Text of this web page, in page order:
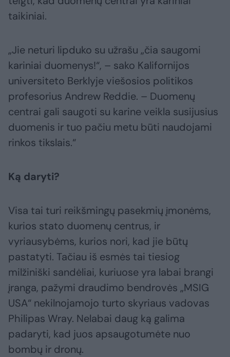
taikiniai.
„Jie neturi lipduko su užrašu „čia saugomi
kariniai duomenys!“, – sako Kalifornijos
universiteto Berklyje viešosios politikos
profesorius Andrew Reddie. – Duomenų
centrai gali saugoti su karine veikla susijusius
duomenis ir tuo pačiu metu būti naudojami
rinkos tikslais.“
Ką daryti?
Visa tai turi reikšmingų pasekmių įmonėms,
kurios stato duomenų centrus, ir
vyriausybėms, kurios nori, kad jie būtų
pastatyti. Tačiau iš esmės tai tiesiog
milžiniški sandėliai, kuriuose yra labai brangi
įranga, pažymi draudimo bendrovės „MSIG
USA“ nekilnojamojo turto skyriaus vadovas
Philipas Wray. Nelabai daug ką galima
padaryti, kad juos apsaugotumėte nuo
bombų ir dronų.